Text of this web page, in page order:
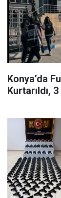
Konya’da
Kurtarıldı,